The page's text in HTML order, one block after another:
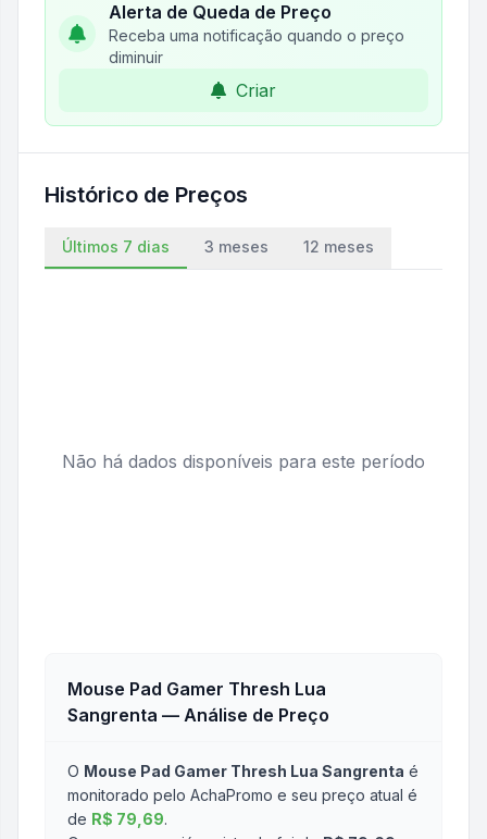
Alerta de Queda de Preço
Receba uma notificação quando o preço
diminuir
Criar
Histórico de Preços
Últimos 7 dias 3 meses 12 meses
Não há dados disponíveis para este período
Mouse Pad Gamer Thresh Lua
Sangrenta — Análise de Preço
O Mouse Pad Gamer Thresh Lua Sangrenta é
monitorado pelo AchaPromo e seu preço atual é
de R$ 79,69.